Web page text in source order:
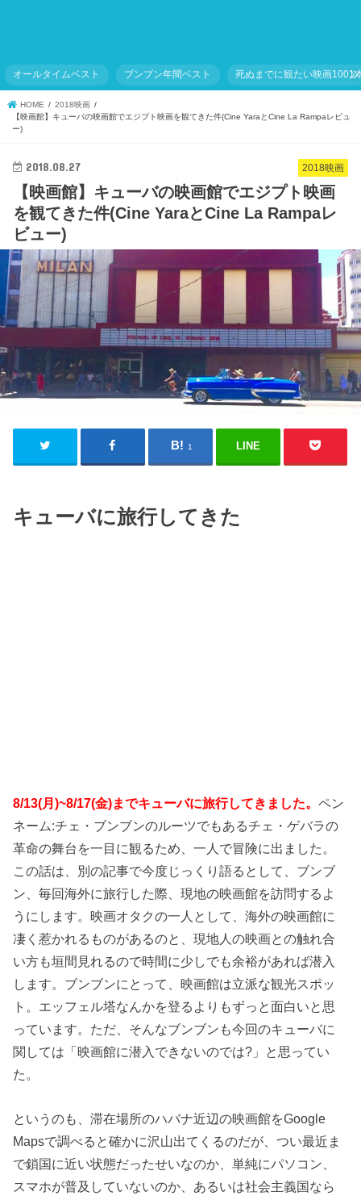
オールタイムベスト ブンブン年間ベスト 死ぬまでに観たい映画1001
HOME
2018映画
【映画館】キューバの映画館でエジプト映画を観てきた件(Cine YaraとCine La Rampaレビュ
ー)
2018映画
2018.08.27
【映画館】キューバの映画館でエジプト映画
を観てきた件(Cine YaraとCine La Rampaレ
ビュー)
1 LINE
キューバに旅行してきた
8/13(月)~8/17(金)までキューバに旅行してきました。ペン
ネーム:チェ・ブンブンのルーツでもあるチェ・ゲバラの
革命の舞台を一目に観るため、一人で冒険に出ました。
この話は、別の記事で今度じっくり語るとして、ブンブ
ン、毎回海外に旅行した際、現地の映画館を訪問するよ
うにします。映画オタクの一人として、海外の映画館に
凄く惹かれるものがあるのと、現地人の映画との触れ合
い方も垣間見れるので時間に少しでも余裕があれば潜入
します。ブンブンにとって、映画館は立派な観光スポッ
ト。エッフェル塔なんかを登るよりもずっと面白いと思
っています。ただ、そんなブンブンも今回のキューバに
関しては「映画館に潜入できないのでは?」と思ってい
た。
というのも、滞在場所のハバナ近辺の映画館をGoogle
Mapsで調べると確かに沢山出てくるのだが、つい最近ま
で鎖国に近い状態だったせいなのか、単純にパソコン、
スマホが普及していないのか、あるいは社会主義国なら